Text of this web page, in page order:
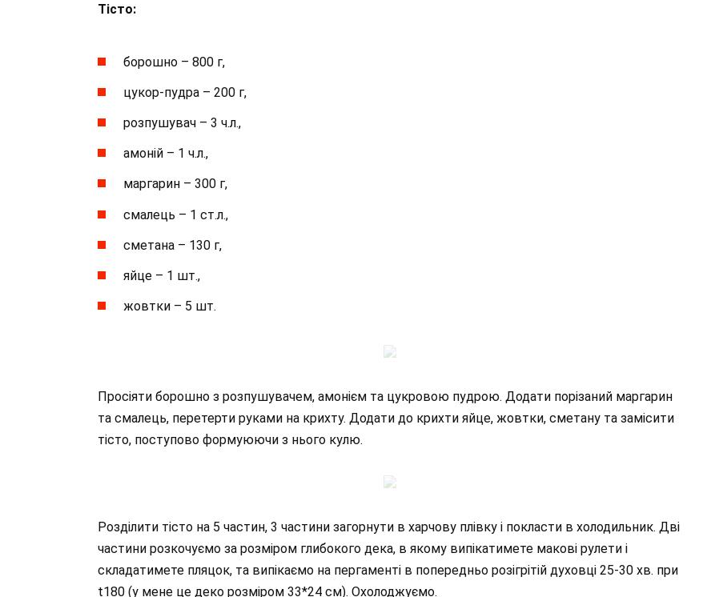
Тісто:
борошно – 800 г,
цукор-пудра – 200 г,
розпушувач – 3 ч.л.,
амоній – 1 ч.л.,
маргарин – 300 г,
смалець – 1 ст.л.,
сметана – 130 г,
яйце – 1 шт.,
жовтки – 5 шт.
Просіяти борошно з розпушувачем, амонієм та цукровою пудрою. Додати порізаний маргарин
та смалець, перетерти руками на крихту. Додати до крихти яйце, жовтки, сметану та замісити
тісто, поступово формуюючи з нього кулю.
Розділити тісто на 5 частин, 3 частини загорнути в харчову плівку і покласти в холодильник. Дві
частини розкочуємо за розміром глибокого дека, в якому випікатимете макові рулети і
складатимете пляцок, та випікаємо на пергаменті в попередньо розігрітій духовці 25-30 хв. при
t180 (у мене це деко розміром 33*24 см). Охолоджуємо.